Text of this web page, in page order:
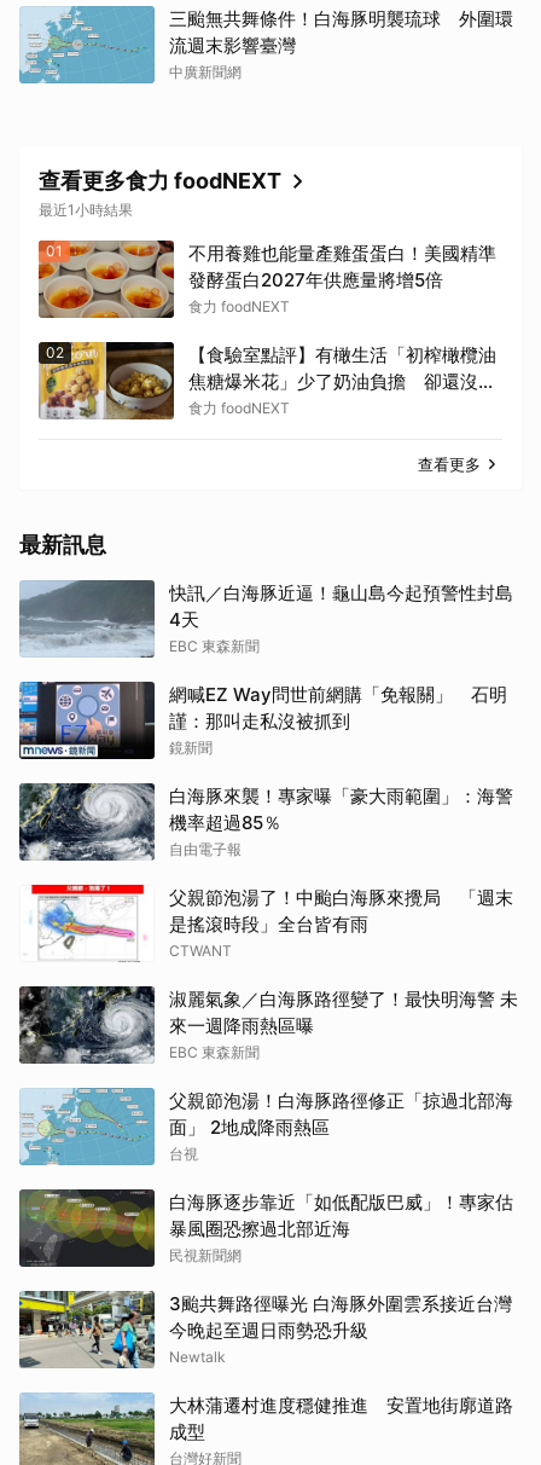
三颱無共舞條件！白海豚明襲琉球 外圍環
流週末影響臺灣
中廣新聞網
查看更多食力 foodNEXT
最近1小時結果
01
不用養雞也能量產雞蛋蛋白！美國精準
發酵蛋白2027年供應量將增5倍
食力 foodNEXT
02
【食驗室點評】有橄生活「初榨橄欖油
焦糖爆米花」少了奶油負擔 卻還沒建
立足夠差異化
食力 foodNEXT
查看更多
最新訊息
快訊／白海豚近逼！龜山島今起預警性封島
4天
EBC 東森新聞
網喊EZ Way問世前網購「免報關」 石明
謹：那叫走私沒被抓到
鏡新聞
白海豚來襲！專家曝「豪大雨範圍」：海警
機率超過85％
自由電子報
父親節泡湯了！中颱白海豚來攪局 「週末
是搖滾時段」全台皆有雨
CTWANT
淑麗氣象／白海豚路徑變了！最快明海警 未
來一週降雨熱區曝
EBC 東森新聞
父親節泡湯！白海豚路徑修正「掠過北部海
面」 2地成降雨熱區
台視
白海豚逐步靠近「如低配版巴威」！專家估
暴風圈恐擦過北部近海
民視新聞網
3颱共舞路徑曝光 白海豚外圍雲系接近台灣
今晚起至週日雨勢恐升級
Newtalk
大林蒲遷村進度穩健推進 安置地街廓道路
成型
台灣好新聞